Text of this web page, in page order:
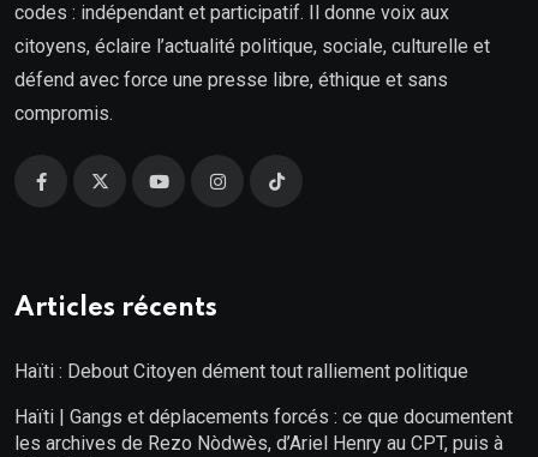
codes : indépendant et participatif. Il donne voix aux
citoyens, éclaire l’actualité politique, sociale, culturelle et
défend avec force une presse libre, éthique et sans
compromis.
Articles récents
Haïti : Debout Citoyen dément tout ralliement politique
Haïti | Gangs et déplacements forcés : ce que documentent
les archives de Rezo Nòdwès, d’Ariel Henry au CPT, puis à